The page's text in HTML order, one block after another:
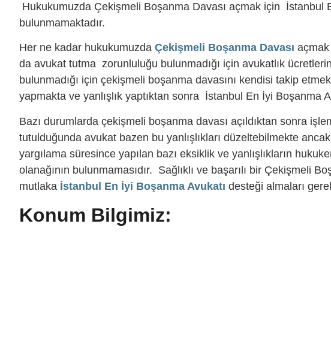
Hukukumuzda Çekişmeli Boşanma Davası açmak için İstanbul
bulunmamaktadır.
Her ne kadar hukukumuzda Çekişmeli Boşanma Davası
da avukat tutma zorunluluğu bulunmadığı için avukatlık
bulunmadığı için çekişmeli boşanma davasını kendisi takip
yapmakta ve yanlışlık yaptıktan sonra İstanbul En İyi Boşanma
Bazı durumlarda çekişmeli boşanma davası açıldıktan sonra
tutulduğunda avukat bazen bu yanlışlıkları düzeltebilmekte
yargılama süresince yapılan bazı eksiklik ve yanlışlıkların
olanağının bulunmamasıdır. Sağlıklı ve başarılı bir Çekişmeli
mutlaka İstanbul En İyi Boşanma Avukatı desteği almaları
Konum Bilgimiz: